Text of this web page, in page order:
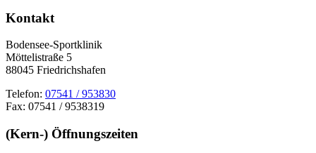
Kontakt
Bodensee-Sportklinik
Möttelistraße 5
88045 Friedrichshafen
Telefon: 07541 / 953830
Fax: 07541 / 9538319
(Kern-) Öffnungszeiten